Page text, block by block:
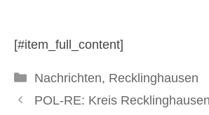
[#item_full_content]
Kategorien
Nachrichten, Recklinghausen
POL-RE: Kreis